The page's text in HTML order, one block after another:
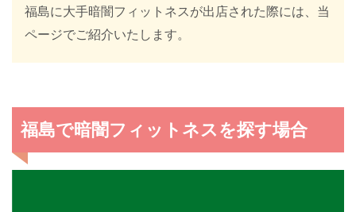
福島に大手暗闇フィットネスが出店された際には、当
ページでご紹介いたします。
福島で暗闇フィットネスを探す場合